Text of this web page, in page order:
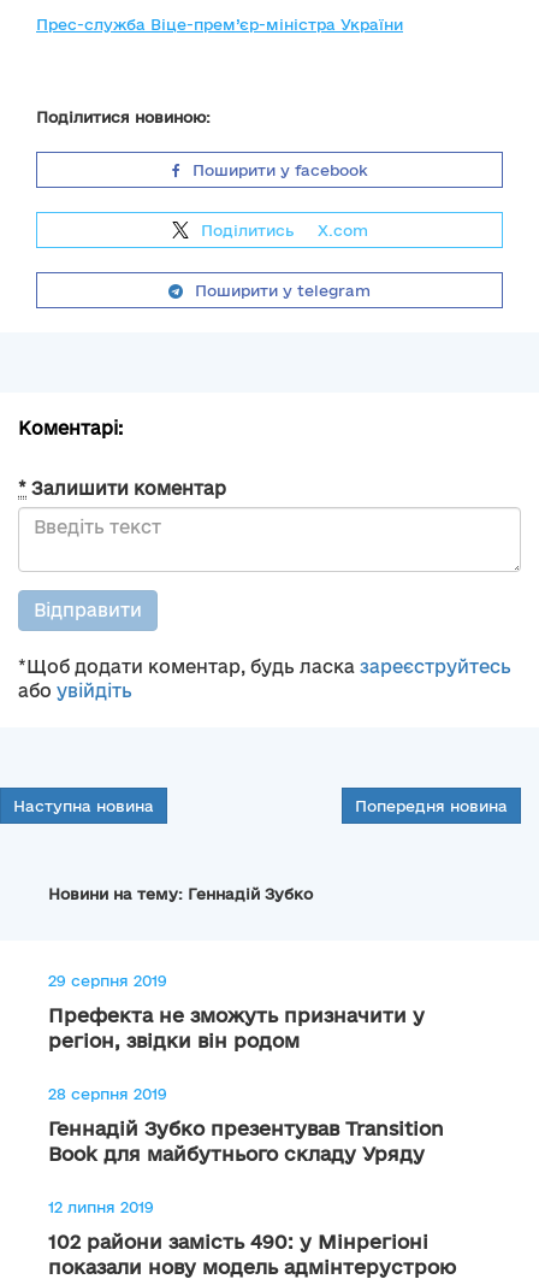
Прес-служба Віце-прем’єр-міністра України
Поділитися новиною:
Поширити у facebook
Поділитись X.com
Поширити у telegram
Коментарі:
* Залишити коментар
Відправити
*Щоб додати коментар, будь ласка зареєструйтесь
або увійдіть
Наступна новина Попередня новина
Новини на тему: Геннадій Зубко
29 серпня 2019
Префекта не зможуть призначити у
регіон, звідки він родом
28 серпня 2019
Геннадій Зубко презентував Transition
Book для майбутнього складу Уряду
12 липня 2019
102 райони замість 490: у Мінрегіоні
показали нову модель адмінтерустрою